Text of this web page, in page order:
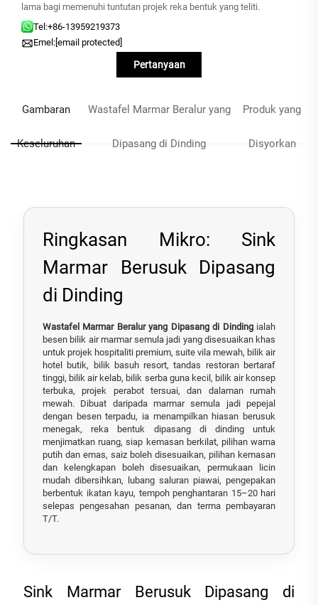
lama bagi memenuhi tuntutan projek reka bentuk yang teliti.
Tel:+86-13959219373
Emel:[email protected]
Pertanyaan
Gambaran
Keseluruhan
Wastafel Marmar Beralur yang
Dipasang di Dinding
Produk yang
Disyorkan
Ringkasan Mikro: Sink
Marmar Berusuk Dipasang
di Dinding
Wastafel Marmar Beralur yang Dipasang di Dinding ialah
besen bilik air marmar semula jadi yang disesuaikan khas
untuk projek hospitaliti premium, suite vila mewah, bilik air
hotel butik, bilik basuh resort, tandas restoran bertaraf
tinggi, bilik air kelab, bilik serba guna kecil, bilik air konsep
terbuka, projek perabot tersuai, dan dalaman rumah
mewah. Dibuat daripada marmar semula jadi pepejal
dengan besen terpadu, ia menampilkan hiasan berusuk
menegak, reka bentuk dipasang di dinding untuk
menjimatkan ruang, siap kemasan berkilat, pilihan warna
putih dan emas, saiz boleh disesuaikan, pilihan kemasan
dan kelengkapan boleh disesuaikan, permukaan licin
mudah dibersihkan, lubang saluran piawai, pengepakan
berbentuk ikatan kayu, tempoh penghantaran 15–20 hari
selepas pengesahan pesanan, dan terma pembayaran
T/T.
Sink Marmar Berusuk Dipasang di